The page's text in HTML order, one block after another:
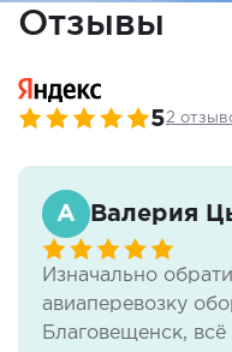
Отзывы
52
Валерия
Изначально
авиаперевозку
Благовещенск,